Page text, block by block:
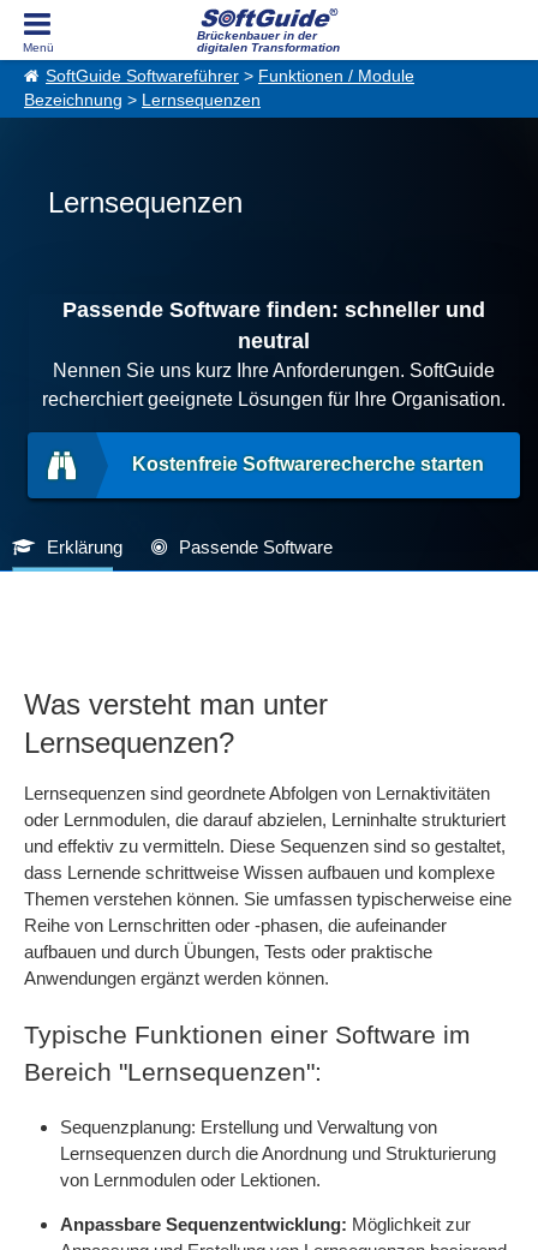
Brückenbauer in der
digitalen Transformation
SoftGuide Softwareführer > Funktionen / Module
Bezeichnung > Lernsequenzen
Lernsequenzen
Passende Software finden: schneller und
neutral
Nennen Sie uns kurz Ihre Anforderungen. SoftGuide
recherchiert geeignete Lösungen für Ihre Organisation.
Kostenfreie Softwarerecherche starten
Erklärung Passende Software
Was versteht man unter
Lernsequenzen?
Lernsequenzen sind geordnete Abfolgen von Lernaktivitäten
oder Lernmodulen, die darauf abzielen, Lerninhalte strukturiert
und effektiv zu vermitteln. Diese Sequenzen sind so gestaltet,
dass Lernende schrittweise Wissen aufbauen und komplexe
Themen verstehen können. Sie umfassen typischerweise eine
Reihe von Lernschritten oder -phasen, die aufeinander
aufbauen und durch Übungen, Tests oder praktische
Anwendungen ergänzt werden können.
Typische Funktionen einer Software im
Bereich "Lernsequenzen":
Sequenzplanung: Erstellung und Verwaltung von
Lernsequenzen durch die Anordnung und Strukturierung
von Lernmodulen oder Lektionen.
Anpassbare Sequenzentwicklung: Möglichkeit zur